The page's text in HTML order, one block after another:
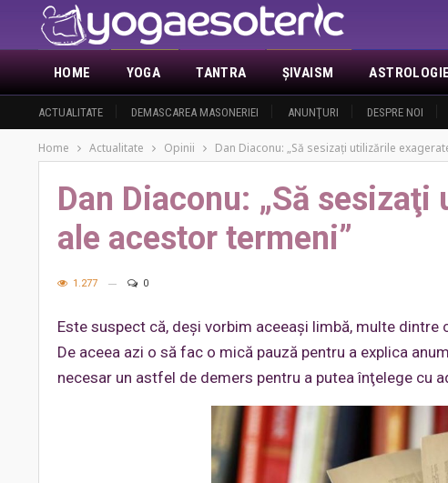
HOME
ACTUALITATE DEMASCAREA MASONERIEI ANUNŢURI DESPRE NOI
YOGA TANTRA ŞIVAISM ASTROLOGIE
Home Actualitate Opinii Dan Diaconu: „Să sesizaţi utilizările
Dan Diaconu: „Să
ale acestor termeni”
1.277 0
Este suspect că, deşi vorbim aceeaşi limbă, multe
De aceea azi o să fac o mică pauză pentru a explica
necesar un astfel de demers pentru a putea înţelege cu